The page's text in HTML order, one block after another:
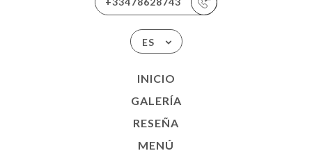
ES
INICIO
GALERÍA
RESEÑA
MENÚ